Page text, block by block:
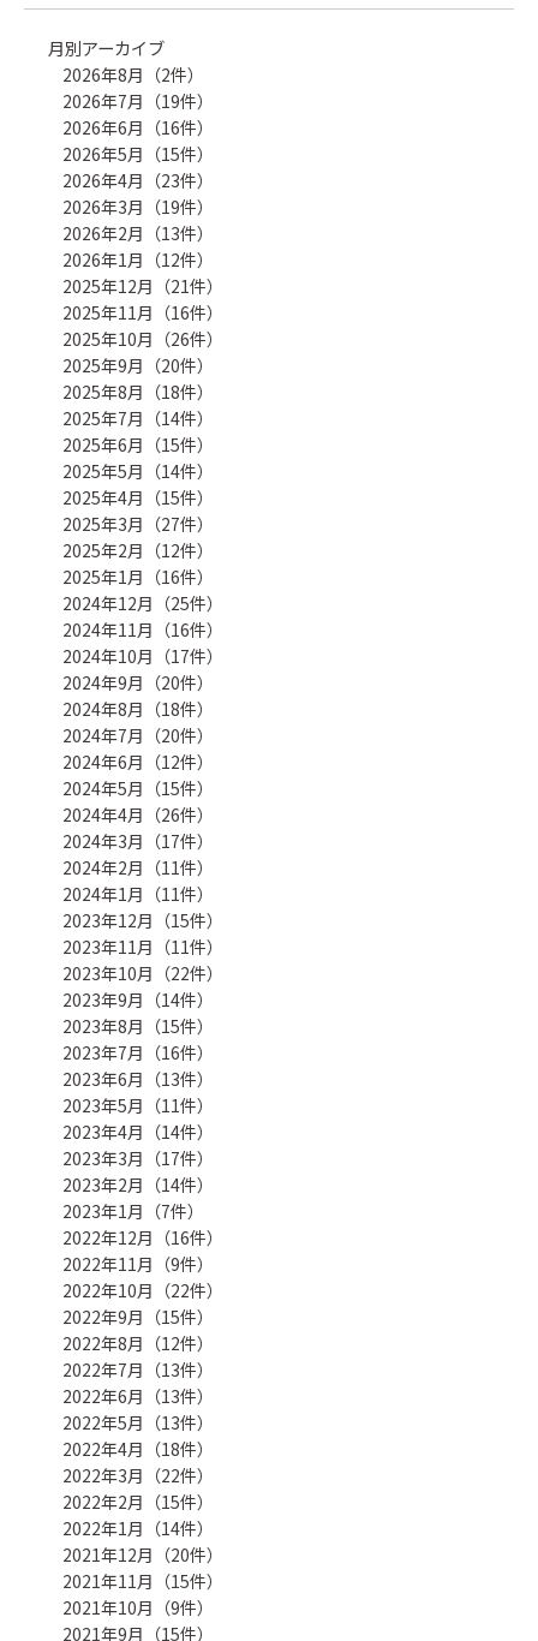
月別アーカイブ
2026年8月（2件）
2026年7月（19件）
2026年6月（16件）
2026年5月（15件）
2026年4月（23件）
2026年3月（19件）
2026年2月（13件）
2026年1月（12件）
2025年12月（21件）
2025年11月（16件）
2025年10月（26件）
2025年9月（20件）
2025年8月（18件）
2025年7月（14件）
2025年6月（15件）
2025年5月（14件）
2025年4月（15件）
2025年3月（27件）
2025年2月（12件）
2025年1月（16件）
2024年12月（25件）
2024年11月（16件）
2024年10月（17件）
2024年9月（20件）
2024年8月（18件）
2024年7月（20件）
2024年6月（12件）
2024年5月（15件）
2024年4月（26件）
2024年3月（17件）
2024年2月（11件）
2024年1月（11件）
2023年12月（15件）
2023年11月（11件）
2023年10月（22件）
2023年9月（14件）
2023年8月（15件）
2023年7月（16件）
2023年6月（13件）
2023年5月（11件）
2023年4月（14件）
2023年3月（17件）
2023年2月（14件）
2023年1月（7件）
2022年12月（16件）
2022年11月（9件）
2022年10月（22件）
2022年9月（15件）
2022年8月（12件）
2022年7月（13件）
2022年6月（13件）
2022年5月（13件）
2022年4月（18件）
2022年3月（22件）
2022年2月（15件）
2022年1月（14件）
2021年12月（20件）
2021年11月（15件）
2021年10月（9件）
2021年9月（15件）